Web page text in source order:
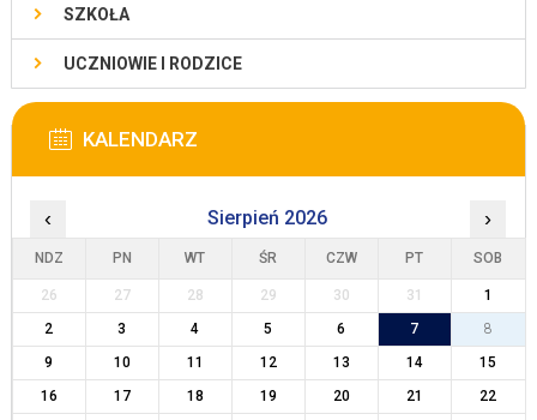
SZKOŁA
UCZNIOWIE I RODZICE
KALENDARZ
‹ Sierpień 2026 ›
NDZ PN WT ŚR CZW PT SOB
26 27 28 29 30 31
1
2
3 4 5 6 7
8
9
10 11 12 13 14
15
16
17 18 19 20 21
22